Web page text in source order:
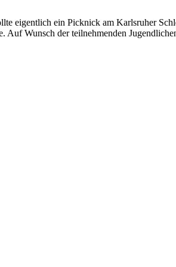
eigentlich ein Picknick am Karlsruher
Auf Wunsch der teilnehmenden